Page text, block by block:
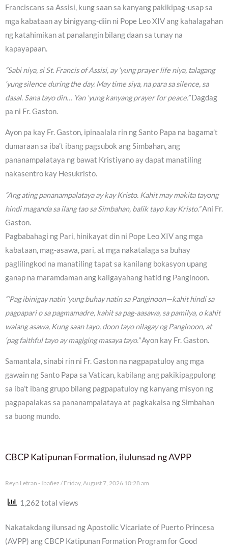
Franciscans sa Assisi, kung saan sa kanyang pakikipag-usap sa
mga kabataan ay binigyang-diin ni Pope Leo XIV ang kahalagahan
ng katahimikan at panalangin bilang daan sa tunay na
kapayapaan.
“Sabi niya, si St. Francis of Assisi, ay ‘yung prayer life niya, talagang
‘yung silence during the day. May time siya, na para sa silence, sa
dasal. Sana tayo din… Yan ‘yung kanyang prayer for peace.”Dagdag
pa ni Fr. Gaston.
Ayon pa kay Fr. Gaston, ipinaalala rin ng Santo Papa na bagama’t
dumaraan sa iba’t ibang pagsubok ang Simbahan, ang
pananampalataya ng bawat Kristiyano ay dapat manatiling
nakasentro kay Hesukristo.
“Ang ating pananampalataya ay kay Kristo. Kahit may makita tayong
hindi maganda sa ilang tao sa Simbahan, balik tayo kay Kristo.”Ani Fr.
Gaston.
Pagbabahagi ng Pari, hinikayat din ni Pope Leo XIV ang mga
kabataan, mag-asawa, pari, at mga nakatalaga sa buhay
paglilingkod na manatiling tapat sa kanilang bokasyon upang
ganap na maramdaman ang kaligayahang hatid ng Panginoon.
“‘Pag ibinigay natin ‘yung buhay natin sa Panginoon—kahit hindi sa
pagpapari o sa pagmamadre, kahit sa pag-aasawa, sa pamilya, o kahit
walang asawa, Kung saan tayo, doon tayo nilagay ng Panginoon, at
‘pag faithful tayo ay magiging masaya tayo.”Ayon kay Fr. Gaston.
Samantala, sinabi rin ni Fr. Gaston na nagpapatuloy ang mga
gawain ng Santo Papa sa Vatican, kabilang ang pakikipagpulong
sa iba’t ibang grupo bilang pagpapatuloy ng kanyang misyon ng
pagpapalakas sa pananampalataya at pagkakaisa ng Simbahan
sa buong mundo.
CBCP Katipunan Formation, ilulunsad ng AVPP
Reyn Letran - Ibañez Friday, August 7, 2026 10:28 am
1,262 total views
Nakatakdang ilunsad ng Apostolic Vicariate of Puerto Princesa
(AVPP) ang CBCP Katipunan Formation Program for Good